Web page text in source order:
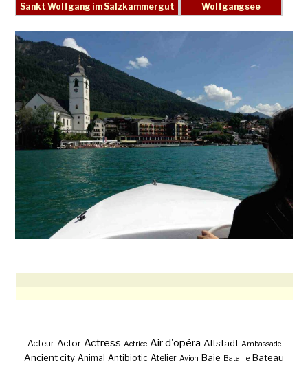
Acteur Actor Actress Actrice Air d'opéra Altstadt Ambassade
Ancient city Animal Antibiotic Atelier Avion Baie Bataille Bateau